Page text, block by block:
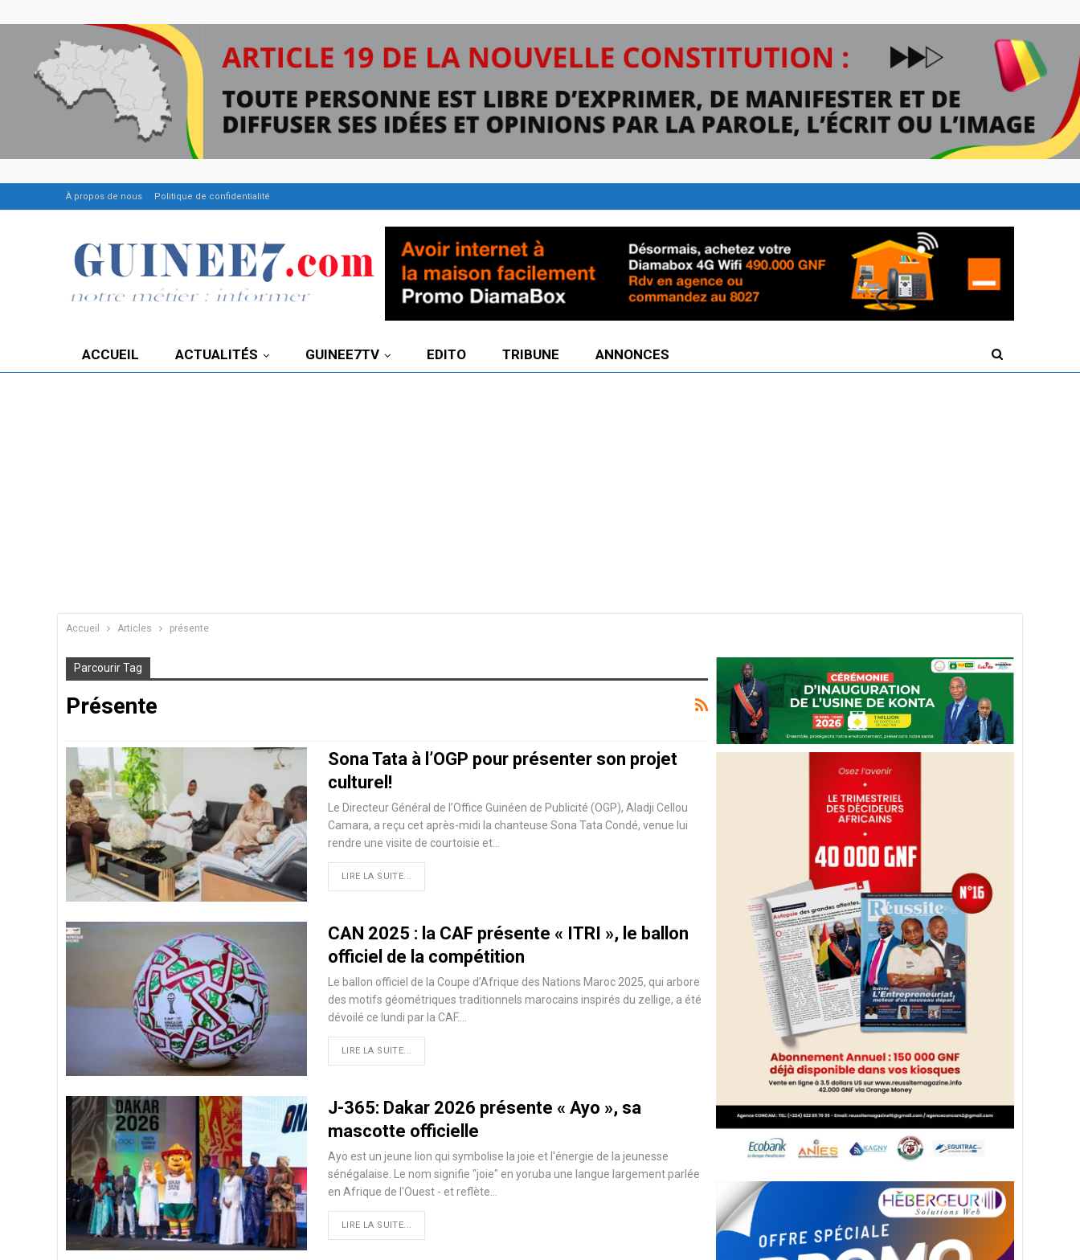
À propos de nous Politique de confidentialité
ACCUEIL ACTUALITÉS GUINEE7TV EDITO TRIBUNE ANNONCES
Accueil Articles présente
Parcourir Tag
Présente
Sona Tata à l’OGP pour présenter son projet
culturel!
Le Directeur Général de l’Office Guinéen de Publicité (OGP), Aladji Cellou
Camara, a reçu cet après-midi la chanteuse Sona Tata Condé, venue lui
rendre une visite de courtoisie et…
LIRE LA SUITE...
CAN 2025 : la CAF présente « ITRI », le ballon
officiel de la compétition
Le ballon officiel de la Coupe d’Afrique des Nations Maroc 2025, qui arbore
des motifs géométriques traditionnels marocains inspirés du zellige, a été
dévoilé ce lundi par la CAF.…
LIRE LA SUITE...
J-365: Dakar 2026 présente « Ayo », sa
mascotte officielle
Ayo est un jeune lion qui symbolise la joie et l'énergie de la jeunesse
sénégalaise. Le nom signifie "joie" en yoruba une langue largement parlée
en Afrique de l'Ouest - et reflète…
LIRE LA SUITE...